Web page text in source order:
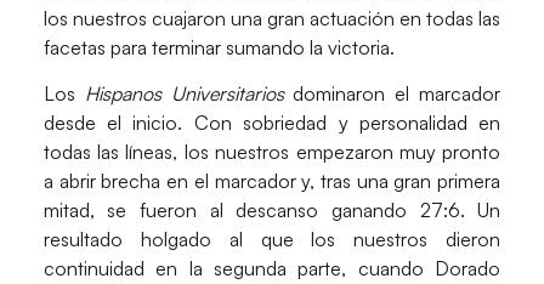
los nuestros cuajaron una gran actuación en todas las
facetas para terminar sumando la victoria.
Los Hispanos Universitarios dominaron el marcador
desde el inicio. Con sobriedad y personalidad en
todas las líneas, los nuestros empezaron muy pronto
a abrir brecha en el marcador y, tras una gran primera
mitad, se fueron al descanso ganando 27:6. Un
resultado holgado al que los nuestros dieron
continuidad en la segunda parte, cuando Dorado